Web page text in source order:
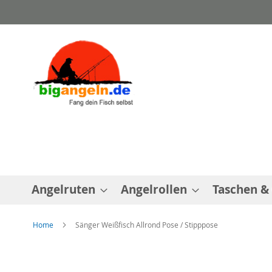
zum
Angelruten Angelrollen Taschen &
Home Sänger Weißfisch Allrond Pose / Stipppose